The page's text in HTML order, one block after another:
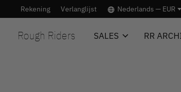
Rekening Verlanglijst Nederlands — EUR
Rough Riders SALES RR